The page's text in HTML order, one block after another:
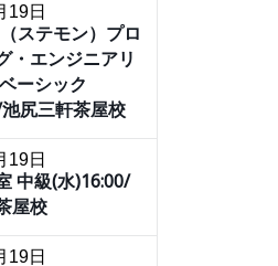
19日
ステモン）プロ
・エンジニアリ
ーシック
尻三軒茶屋校
19日
中級(水)16:00/
屋校
19日